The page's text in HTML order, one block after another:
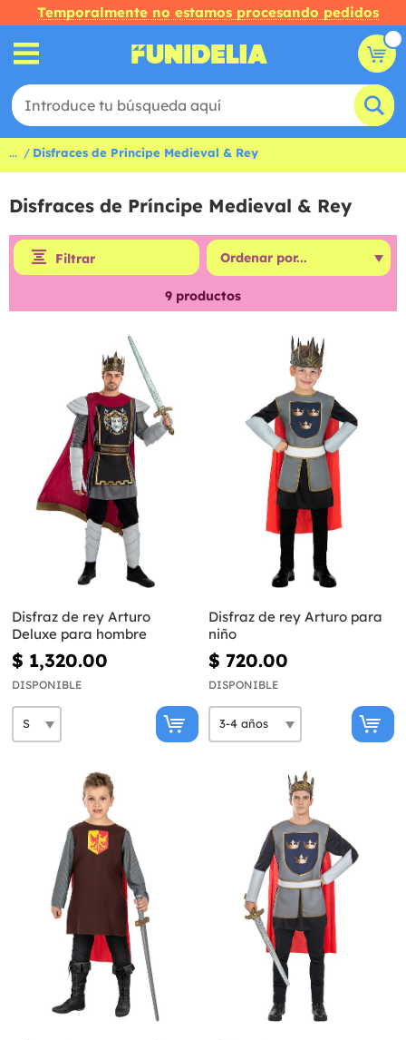
Temporalmente no estamos procesando pedidos
... Disfraces de Príncipe Medieval & Rey
Disfraces de Príncipe Medieval & Rey
Filtrar
9 productos
Disfraz de rey Arturo
Deluxe para hombre
$ 1,320.00
DISPONIBLE
Disfraz de rey Arturo para
niño
$ 720.00
DISPONIBLE